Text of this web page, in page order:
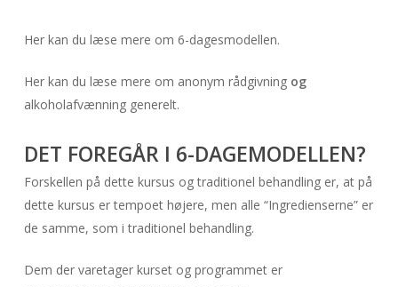
Her kan du læse mere om 6-dagesmodellen.
Her kan du læse mere om anonym rådgivningog
alkoholafvænning generelt.
DET FOREGÅR I 6-DAGEMODELLEN?
Forskellen på dette kursus og traditionel behandling er, at på
dette kursus er tempoet højere, men alle “Ingredienserne” er
de samme, som i traditionel behandling.
Dem der varetager kurset og programmet er